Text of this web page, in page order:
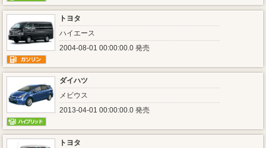
トヨタ
ハイエース
2004-08-01 00:00:00.0 発売
ダイハツ
メビウス
2013-04-01 00:00:00.0 発売
トヨタ